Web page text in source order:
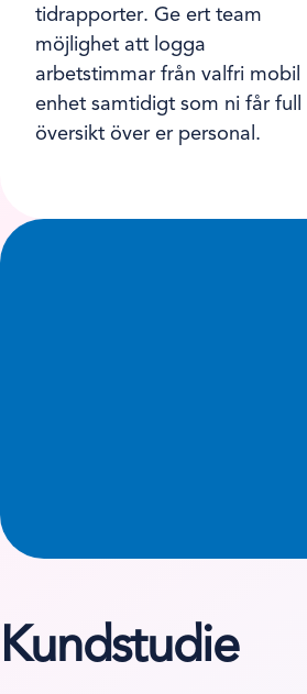
tidrapporter. Ge ert team
möjlighet att logga
arbetstimmar från valfri mobil
enhet samtidigt som ni får full
översikt över er personal.
Kundstudie